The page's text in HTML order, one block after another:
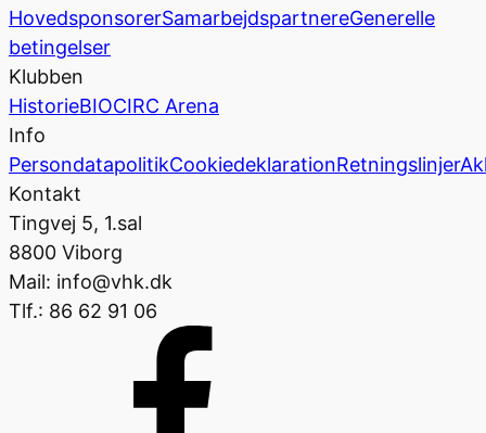
HovedsponsorerSamarbejdspartnereGenerelle
betingelser
Klubben
HistorieBIOCIRC Arena
Info
PersondatapolitikCookiedeklarationRetningslinjer
Kontakt
Tingvej 5, 1.sal
8800 Viborg
Mail: info@vhk.dk
Tlf.: 86 62 91 06